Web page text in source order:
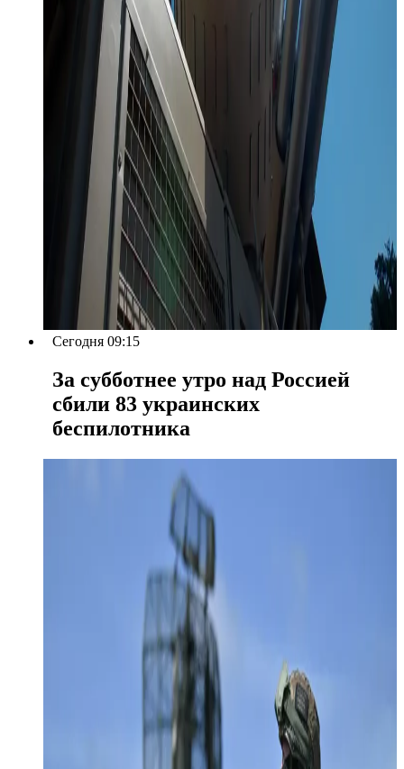
Сегодня 09:15
За субботнее утро над Россией
сбили 83 украинских
беспилотника